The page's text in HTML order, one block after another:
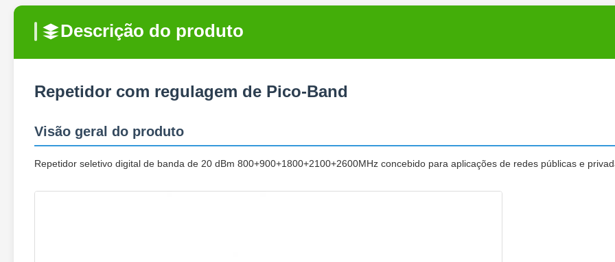
Descrição do produto
Repetidor com regulagem de Pico-Band
Visão geral do produto
Repetidor seletivo digital de banda de 20 dBm 800+900+1800+2100+2600MHz concebido para aplicações de redes públicas e